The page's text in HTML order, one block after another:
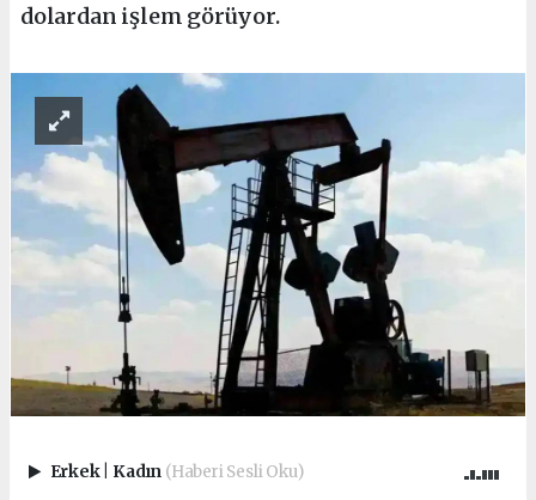
dolardan işlem görüyor.
Erkek Kadın (Haberi Sesli Oku)